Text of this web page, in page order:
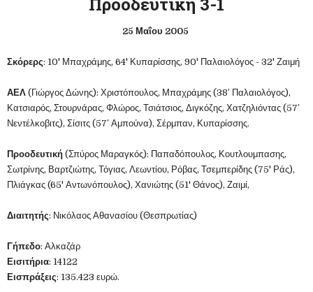
25 Μαΐου 2005
Σκόρερς: 10' Μπαχράμης, 64' Κυπαρίσσης, 90' Παλαιολόγος - 32' Ζαιμή
ΑΕΛ (Γιώργος Δώνης): Χριστόπουλος, Μπαχράμης (38’ Παλαιολόγος),
Κατσιαρός, Στουρνάρας, Φλώρος, Τσιάτσιος, Διγκόζης, Χατζηλιόντας (57’
Νεντέλκοβιτς), Σίσιτς (57’ Αμπούνα), Σέρμπαν, Κυπαρίσσης.
Προοδευτική (Σπύρος Μαραγκός): Παπαδόπουλος, Κουτλουμπασης,
Σωτρίνης, Βαρτζιώτης, Τόγιας, Λεωντίου, Ρόβας, Τσεμπερίδης (75' Ράς),
Πλιάγκας (65' Αντωνόπουλος), Χανιώτης (51' Θάνος), Ζαιμί,
Διαιτητής: Νικόλαος Αθανασίου (Θεσπρωτίας)
Γήπεδο: Αλκαζάρ
Εισιτήρια: 14122
Εισπράξεις: 135.423 ευρώ.